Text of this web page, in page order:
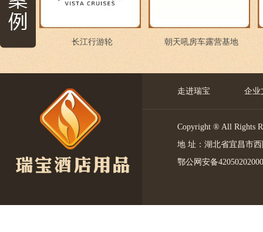
长江行游轮 朝天吼房车露营基地
走进瑞宝 企业
Copyright ® All Rights
地 址：湖北省宜昌市西
鄂公网安备